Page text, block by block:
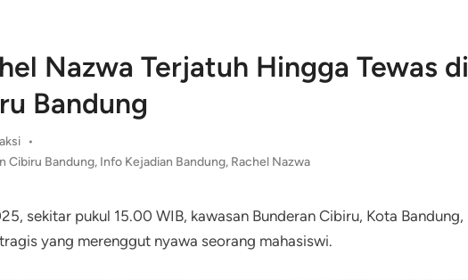
Nazwa Terjatuh Hingga Tewas di
Bandung
•
Cibiru Bandung, Info Kejadian Bandung, Rachel Nazwa
sekitar pukul 15.00 WIB, kawasan Bunderan Cibiru, Kota Bandung,
yang merenggut nyawa seorang mahasiswi.